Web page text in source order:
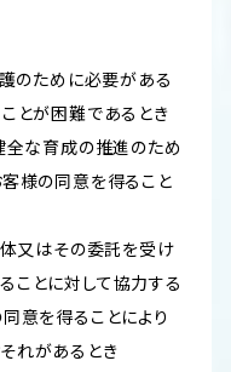
のために必要がある
とが困難であるとき
全な育成の推進のため
様の同意を得ること
体又はその委託を受け
ことに対して協力する
意を得ることにより
れがあるとき